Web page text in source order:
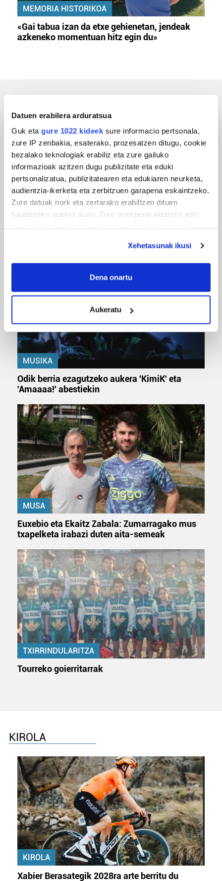
Datuen erabilera arduratsua
Guk eta gure 1022 kideek sure informacio pertsonala,
zure IP zenbakia, esaterako, prozesatzen ditugu, cookie
bezalako teknologiak erabiliz eta zure gailuko
informazioak azitzen dugu publizitate eta eduki
pertsonalizatua, publizitatearen eta edukiaren neurketa,
audientzia-ikerketa eta zerbitzuen garapena eskaintzeko.
Zure datuak nork eta zertarako erabiltzen dituen
hautatzeko aukera duzu. Zure onespena aldatzen edo
If you allow, we would also like to:
Collect information about your geographical
Identify your device by actively scanning it for
specific characteristics (fingerprinting)
Find out more about how your personal data is processed
and set your preferences in thedetails section.
prozesatzen ditugu, zure IP zenbakia, besteak beste,
pertsonalizatuak eskaintzeko, iragarkiak eta edukia
neurtzeko, jendeari buruzko informazioa biltzeko eta
produktuak garatzeko. Zure datuak nork eta zertarako
erabiltzen dituen hauta dezakezu.
Bazkide batzuek ez dizute baimenik eskatzen, eta beren
interes komertzial legitimoetan babesten dira. Ikusi gure
bazkideen zerrenda, beren ustez zein helburutarako
duten interes legitimoa eta horren aurka nola egin
dezakezun ikusteko.
Lortu zure datu pertsonalak prozesatzeko moduari
buruzko informazio gehiago eta ezarri zure lehentasunak
datuen atalean. Edozein unetan alda edo ken dezakezu
zure baimena Cookieen adierazpenean.
Webgune honek cookie propioak eta hirugarrenen cookie-
fitxategiak erabiltzen ditu. Zure esperientzia eta
zerbitzuak hobetzeko asmoz, cookie teknologiaz
baliatzen gara. Ohar hau onartuz gero, teknologia hori
erabiltzeko baimen esplizitua ematen diguzu.Gehiago
irakurri
Xehetasunak ikusi
Dena onartu
Aukeratu
MEMORIA HISTORIKOA
«Gai tabua izan da etxe gehienetan, jendeak
azkeneko momentuan hitz egin du»
URBIAKO FESTA
Urbiako zelaiak erromeria leku
MUSIKA
Odik berria ezagutzeko aukera 'KimiK' eta
'Amaaaa!' abestiekin
MUSA
Euxebio eta Ekaitz Zabala: Zumarragako mus
txapelketa irabazi duten aita-semeak
TXIRRINDULARITZA
Tourreko goierritarrak
KIROLA
KIROLA
Xabier Berasategik 2028ra arte berritu du